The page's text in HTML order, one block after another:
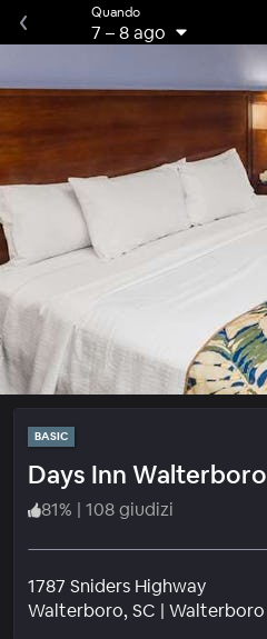
Quando
7 –8 ago
BASIC
Days Inn Walterboro
81% | 108 giudizi
1787 Sniders Highway
Walterboro, SC | Walterboro